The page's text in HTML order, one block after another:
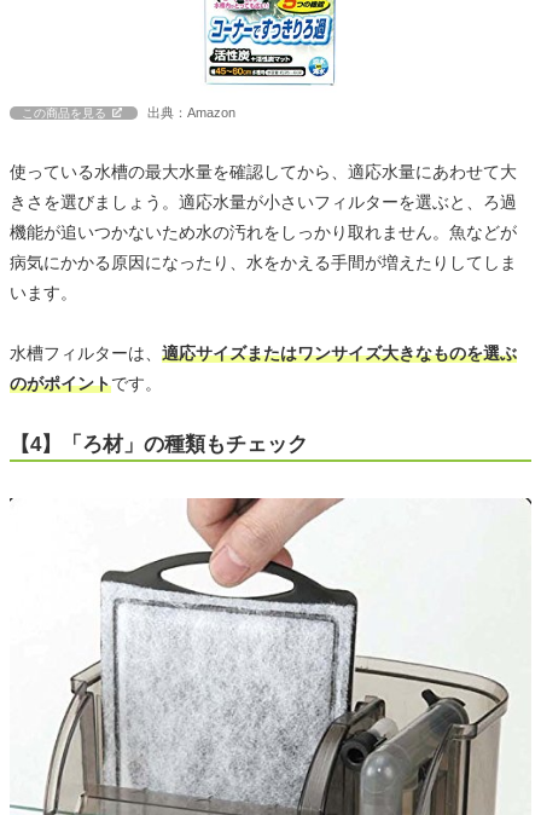
この商品を見る 出典：Amazon
使っている水槽の最大水量を確認してから、適応水量にあわせて大
きさを選びましょう。適応水量が小さいフィルターを選ぶと、ろ過
機能が追いつかないため水の汚れをしっかり取れません。魚などが
病気にかかる原因になったり、水をかえる手間が増えたりしてしま
います。
水槽フィルターは、 適応サイズまたはワンサイズ大きなものを選ぶ
のがポイントです。
【4】「ろ材」の種類もチェック